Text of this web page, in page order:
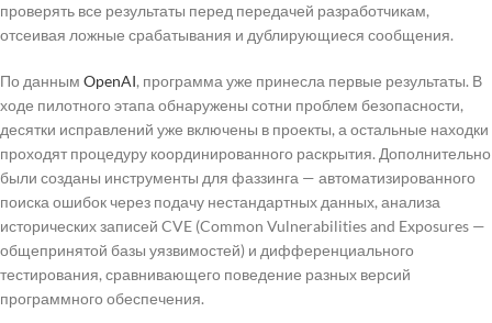
проверять все результаты перед передачей разработчикам,
отсеивая ложные срабатывания и дублирующиеся сообщения.
По данным OpenAI, программа уже принесла первые результаты. В
ходе пилотного этапа обнаружены сотни проблем безопасности,
десятки исправлений уже включены в проекты, а остальные находки
проходят процедуру координированного раскрытия. Дополнительно
были созданы инструменты для фаззинга — автоматизированного
поиска ошибок через подачу нестандартных данных, анализа
исторических записей CVE (Common Vulnerabilities and Exposures —
общепринятой базы уязвимостей) и дифференциального
тестирования, сравнивающего поведение разных версий
программного обеспечения.